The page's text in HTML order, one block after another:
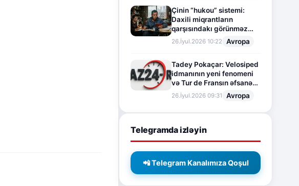
Çinin “hukou” sistemi:
Daxili miqrantların
qarşısındakı görünməz
sədd
26.İyul.2026 10:22 Avropa
Tadey Pokaçar: Velosiped
idmanının yeni fenomeni
və Tur de Fransın əfsanəvi
səhifəsi
26.İyul.2026 09:31 Avropa
Telegramda izləyin
📲 Telegram Kanalımıza Qoşul